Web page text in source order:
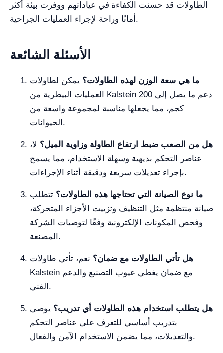
الطاولات قد حسنت الكفاءة في عياداتهم ووفرت بيئة أكثر
أمانًا وراحة لإجراء العمليات الجراحية.
الأسئلة الشائعة
ما هي سعة الوزن لهذه الطاولات؟ يمكن لطاولات
العمليات البيطرية من Kalstein دعم ما يصل إلى 200
كجم، مما يجعلها مناسبة لمجموعة واسعة من
الحيوانات.
هل من الصعب ضبط ارتفاع الطاولة وزاوية الميل؟ لا،
عناصر التحكم بديهية وسهلة الاستخدام، مما يسمح
بإجراء تعديلات سريعة ودقيقة أثناء الإجراءات.
ما نوع الصيانة التي تحتاجها هذه الطاولات؟ تتطلب
صيانة منتظمة مثل التنظيف وتزييت الأجزاء المتحركة،
وفحص المكونات الإلكترونية وفقًا لتوصيات الشركة
المصنعة.
هل تأتي الطاولات مع ضمان؟ نعم، تأتي طاولات
Kalstein مع ضمان يغطي عيوب التصنيع والدعم
الفني.
هل يتطلب استخدام هذه الطاولات أي تدريب؟ يوصى
بتدريب أساسي للتعرف على عناصر التحكم
والتعديلات، مما يضمن الاستخدام الآمن والفعال.